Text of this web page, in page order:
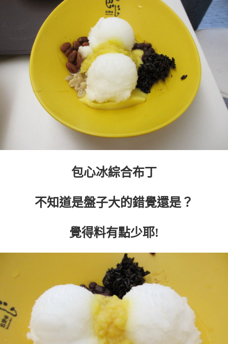
包心冰綜合布丁
不知道是盤子大的錯覺還是？
覺得料有點少耶!